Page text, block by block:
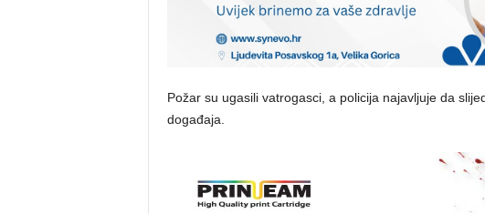
Požar su ugasili vatrogasci, a policija najavljuje da
događaja.